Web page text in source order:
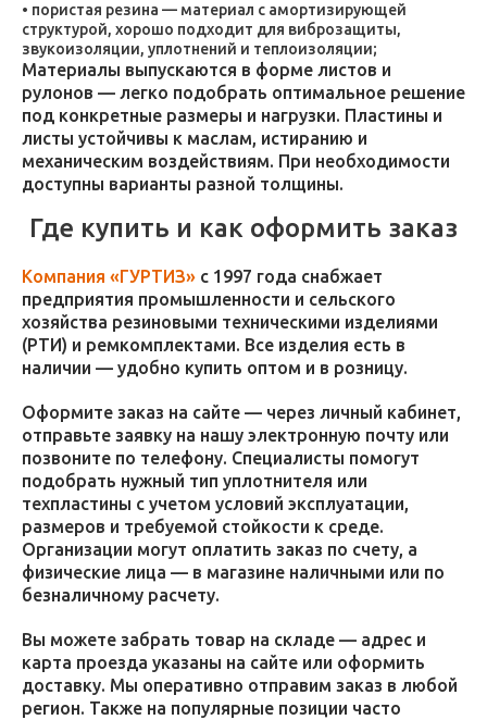
пористая резина — материал с амортизирующей
структурой, хорошо подходит для виброзащиты,
звукоизоляции, уплотнений и теплоизоляции;
Материалы выпускаются в форме листов и
рулонов — легко подобрать оптимальное решение
под конкретные размеры и нагрузки. Пластины и
листы устойчивы к маслам, истиранию и
механическим воздействиям. При необходимости
доступны варианты разной толщины.
Где купить и как оформить заказ
Компания «ГУРТИЗ» с 1997 года снабжает
предприятия промышленности и сельского
хозяйства резиновыми техническими изделиями
(РТИ) и ремкомплектами. Все изделия есть в
наличии — удобно купить оптом и в розницу.
Оформите заказ на сайте — через личный кабинет,
отправьте заявку на нашу электронную почту или
позвоните по телефону. Специалисты помогут
подобрать нужный тип уплотнителя или
техпластины с учетом условий эксплуатации,
размеров и требуемой стойкости к среде.
Организации могут оплатить заказ по счету, а
физические лица — в магазине наличными или по
безналичному расчету.
Вы можете забрать товар на складе — адрес и
карта проезда указаны на сайте или оформить
доставку. Мы оперативно отправим заказ в любой
регион. Также на популярные позиции часто